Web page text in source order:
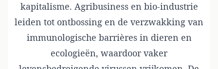
kapitalisme. Agribusiness en bio-industrie
leiden tot ontbossing en de verzwakking van
immunologische barrières in dieren en
ecologieën, waardoor vaker